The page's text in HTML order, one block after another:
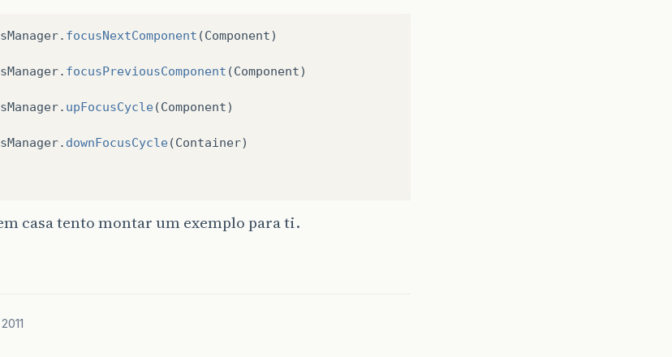
. focusNextComponent (Component)
. focusPreviousComponent (Component)
. upFocusCycle(Component)
. downFocusCycle(Container)
casa tento montar um exemplo para ti.